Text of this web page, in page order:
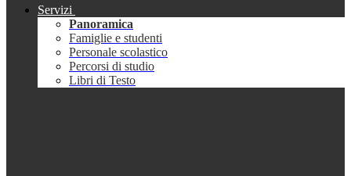
Servizi
Panoramica
Famiglie e studenti
Personale scolastico
Percorsi di studio
Libri di Testo